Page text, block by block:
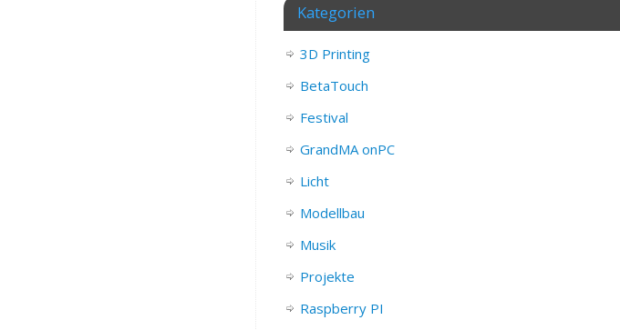
Kategorien
3D Printing
BetaTouch
Festival
GrandMA onPC
Licht
Modellbau
Musik
Projekte
Raspberry PI